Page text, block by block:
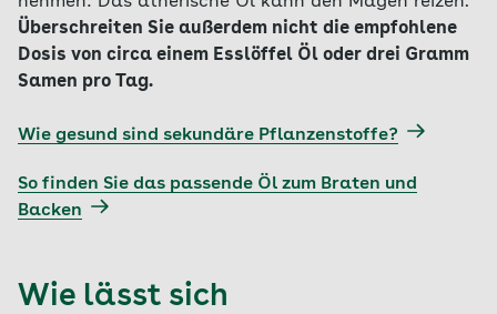
Überschreiten Sie außerdem nicht die empfohlene
Dosis von circa einem Esslöffel Öl oder drei Gramm
Samen pro Tag.
Wie gesund sind sekundäre Pflanzenstoffe?
So finden Sie das passende Öl zum Braten und
Backen
Wie lässt sich